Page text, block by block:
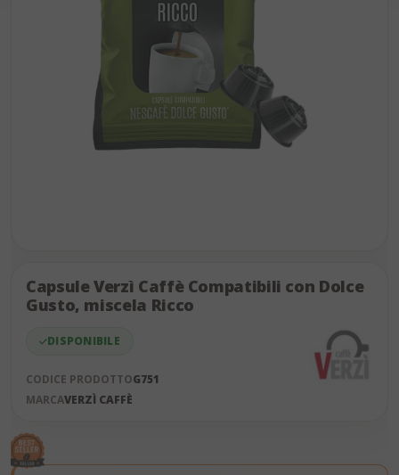
the
end
gallery
Capsule Verzì Caffè Compatibili con Dolce
Gusto, miscela Ricco
DISPONIBILE
CODICE PRODOTTOG751
MARCAVERZÌ CAFFÈ